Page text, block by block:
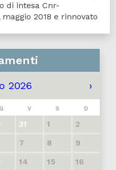
di intesa Cnr-
2018 e rinnovato
2026 ›
G V S D
31 1
2
7 8
9
14 15
16